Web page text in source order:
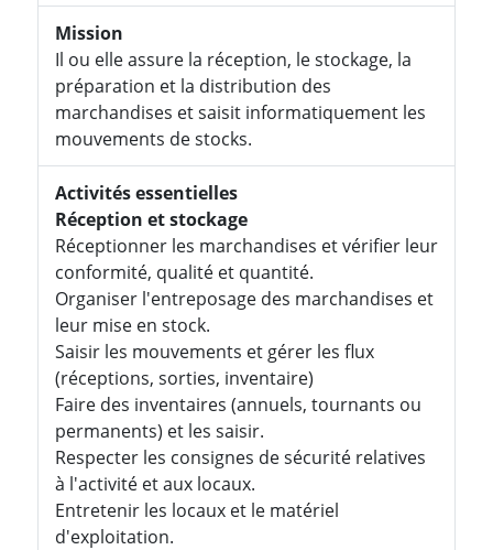
Mission
Il ou elle assure la réception, le stockage, la
préparation et la distribution des
marchandises et saisit informatiquement les
mouvements de stocks.
Activités essentielles
Réception et stockage
Réceptionner les marchandises et vérifier leur
conformité, qualité et quantité.
Organiser l'entreposage des marchandises et
leur mise en stock.
Saisir les mouvements et gérer les flux
(réceptions, sorties, inventaire)
Faire des inventaires (annuels, tournants ou
permanents) et les saisir.
Respecter les consignes de sécurité relatives
à l'activité et aux locaux.
Entretenir les locaux et le matériel
d'exploitation.